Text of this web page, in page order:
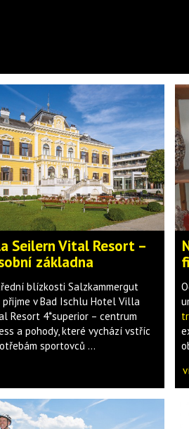
Seilern Vital Resort –
základna
blízkosti Salzkammergut
přijme v Bad Ischlu Hotel Villa
Resort 4*superior – centrum
a pohody, které vychází vstříc
sportovců ...